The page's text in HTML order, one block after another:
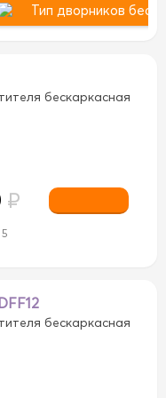
DENSO
Тип дворников
бескаркасная
5
₽
бескаркасная